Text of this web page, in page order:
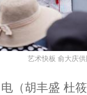
艺术快板 俞大庆供
胡丰盛 杜筱